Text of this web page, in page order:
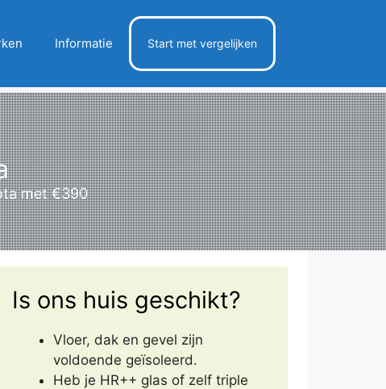
Informatie Start met vergelijken
met €390
Is ons huis geschikt?
Vloer, dak en gevel zijn
voldoende geïsoleerd.
Heb je HR++ glas of zelf triple